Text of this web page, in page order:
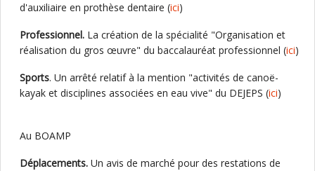
d'auxiliaire en prothèse dentaire (ici)
Professionnel. La création de la spécialité "Organisation et
réalisation du gros œuvre" du baccalauréat professionnel (ici)
Sports. Un arrêté relatif à la mention "activités de canoë-
kayak et disciplines associées en eau vive" du DEJEPS (ici)
Au BOAMP
Déplacements. Un avis de marché pour des restations de